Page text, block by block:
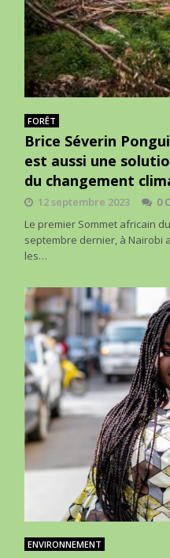
FORÊT
Brice Séverin
est aussi une
du changement
12 septembre 2023
0
Le premier Sommet africain
septembre dernier, à Nairobi
les…
ENVIRONNEMENT